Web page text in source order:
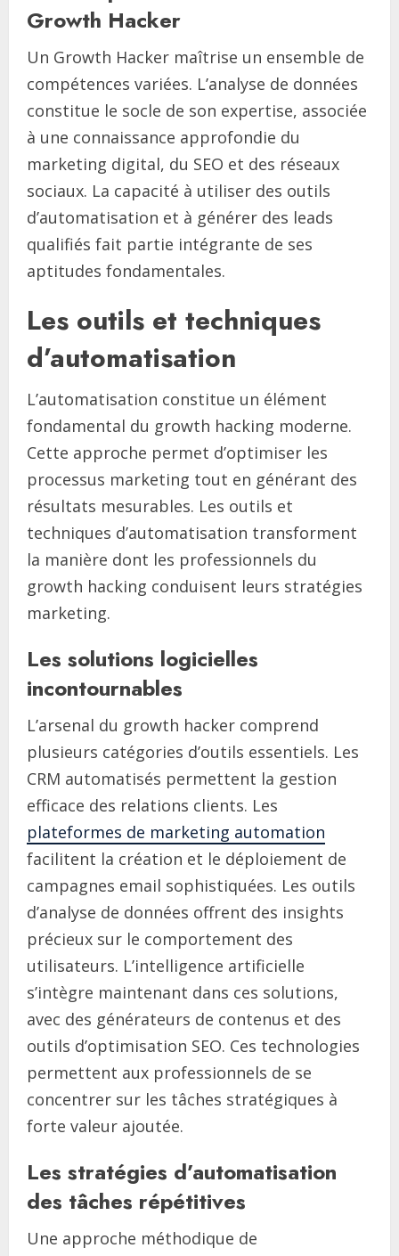
Growth Hacker
Un Growth Hacker maîtrise un ensemble de
compétences variées. L’analyse de données
constitue le socle de son expertise, associée
à une connaissance approfondie du
marketing digital, du SEO et des réseaux
sociaux. La capacité à utiliser des outils
d’automatisation et à générer des leads
qualifiés fait partie intégrante de ses
aptitudes fondamentales.
Les outils et techniques
d’automatisation
L’automatisation constitue un élément
fondamental du growth hacking moderne.
Cette approche permet d’optimiser les
processus marketing tout en générant des
résultats mesurables. Les outils et
techniques d’automatisation transforment
la manière dont les professionnels du
growth hacking conduisent leurs stratégies
marketing.
Les solutions logicielles
incontournables
L’arsenal du growth hacker comprend
plusieurs catégories d’outils essentiels. Les
CRM automatisés permettent la gestion
efficace des relations clients. Les
plateformes de marketing automation
facilitent la création et le déploiement de
campagnes email sophistiquées. Les outils
d’analyse de données offrent des insights
précieux sur le comportement des
utilisateurs. L’intelligence artificielle
s’intègre maintenant dans ces solutions,
avec des générateurs de contenus et des
outils d’optimisation SEO. Ces technologies
permettent aux professionnels de se
concentrer sur les tâches stratégiques à
forte valeur ajoutée.
Les stratégies d’automatisation
des tâches répétitives
Une approche méthodique de